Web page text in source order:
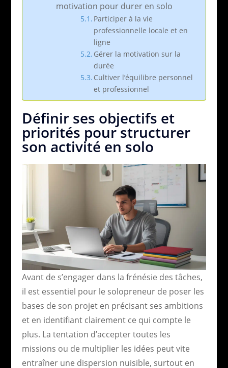
motivation pour durer en solo
Participer à la vie
professionnelle locale et en
ligne
Gérer la motivation sur la
durée
Cultiver l’équilibre personnel
et professionnel
Définir ses objectifs et
priorités pour structurer
son activité en solo
Avant de s’engager dans la frénésie des tâches,
il est essentiel pour le solopreneur de poser les
bases de son projet en précisant ses ambitions
et en identifiant clairement ce qui compte le
plus. La tentation d’accepter toutes les
missions ou de multiplier les idées peut vite
entraîner une dispersion nuisible, surtout en